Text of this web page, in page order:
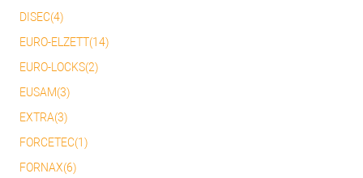
DISEC(4)
EURO-ELZETT(14)
EURO-LOCKS(2)
EUSAM(3)
EXTRA(3)
FORCETEC(1)
FORNAX(6)